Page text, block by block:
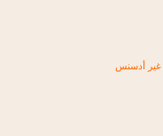
غير أدسنس